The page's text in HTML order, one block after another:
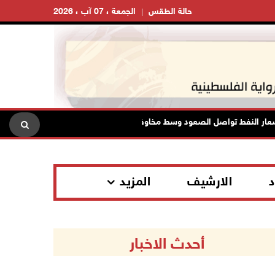
الجمعة ، 07 آب ، 2026 حالة الطقس
تواصل الصعود وسط مخاوف بشأن مستقبل الملاحة في هرمز
الارشيف المزيد
أحدث الاخبار